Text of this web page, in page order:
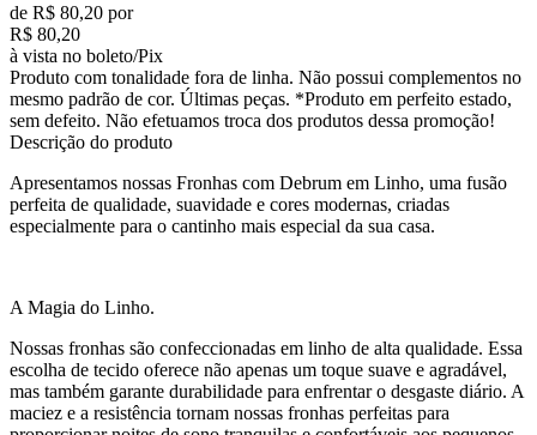
de R$ 80,20 por
R$ 80,20
à vista no boleto/Pix
Produto com tonalidade fora de linha. Não possui complementos no
mesmo padrão de cor. Últimas peças. *Produto em perfeito estado,
sem defeito. Não efetuamos troca dos produtos dessa promoção!
Descrição do produto
Apresentamos nossas Fronhas com Debrum em Linho, uma fusão
perfeita de qualidade, suavidade e cores modernas, criadas
especialmente para o cantinho mais especial da sua casa.
A Magia do Linho.
Nossas fronhas são confeccionadas em linho de alta qualidade. Essa
escolha de tecido oferece não apenas um toque suave e agradável,
mas também garante durabilidade para enfrentar o desgaste diário. A
maciez e a resistência tornam nossas fronhas perfeitas para